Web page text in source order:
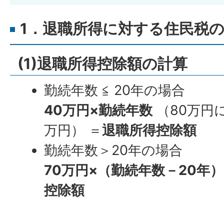
1．退職所得に対する住民税
(1)退職所得控除額の計算
勤続年数 ≦ 20年の場合
40万円×勤続年数 （80万円
万円） ＝退職所得控除額
勤続年数＞20年の場合
70万円×（勤続年数－20年
控除額